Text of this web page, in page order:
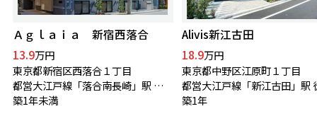
Ａｇｌａｉａ 新宿西落合
13.9万円
東京都新宿区西落合１丁目
都営大江戸線「落合南長崎」駅 徒歩4分
築1年未満
Alivis新江古田
18.9万円
東京都中野区江原町１丁目
築1年